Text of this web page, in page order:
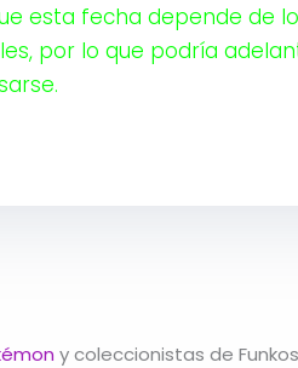
esta fecha depende de
por lo que podría
y coleccionistas de